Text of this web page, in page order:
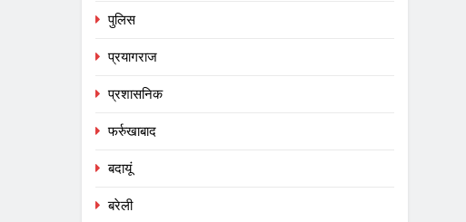
पुलिस
प्रयागराज
प्रशासनिक
फर्रुखाबाद
बदायूं
बरेली